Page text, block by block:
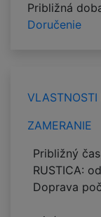
Približná
Doručenie
VLASTNOSTI
ZAMERANIE
Približný
RUSTICA:
Doprava